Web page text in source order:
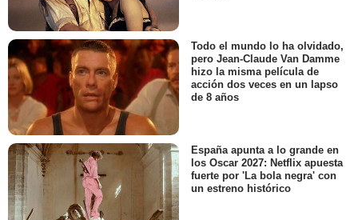
Todo el mundo lo ha olvidado,
pero Jean-Claude Van Damme
hizo la misma película de
acción dos veces en un lapso
de 8 años
España apunta a lo grande en
los Oscar 2027: Netflix apuesta
fuerte por 'La bola negra' con
un estreno histórico